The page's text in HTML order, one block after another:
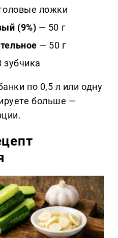
ложки
(9%) — 50 г
— 50 г
зубчика
по 0,5 л или одну
больше —